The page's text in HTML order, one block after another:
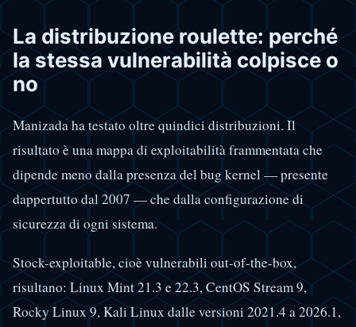
La distribuzione roulette: perché
la stessa vulnerabilità colpisce o
no
Manizada ha testato oltre quindici distribuzioni. Il
risultato è una mappa di exploitabilità frammentata che
dipende meno dalla presenza del bug kernel — presente
dappertutto dal 2007 — che dalla configurazione di
sicurezza di ogni sistema.
Stock-exploitable, cioè vulnerabili out-of-the-box,
risultano: Linux Mint 21.3 e 22.3, CentOS Stream 9,
Rocky Linux 9, Kali Linux dalle versioni 2021.4 a 2026.1,